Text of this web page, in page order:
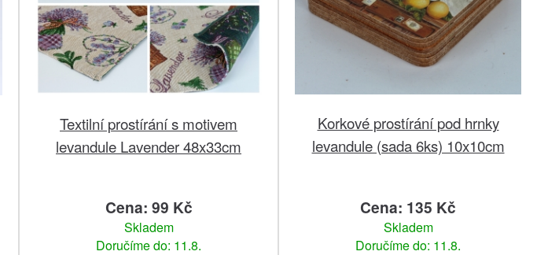
Textilní prostírání s motivem
levandule Lavender 48x33cm
Cena: 99 Kč
Skladem
Doručíme do: 11.8.
Korkové prostírání pod hrnky
levandule (sada 6ks) 10x10cm
Cena: 135 Kč
Skladem
Doručíme do: 11.8.